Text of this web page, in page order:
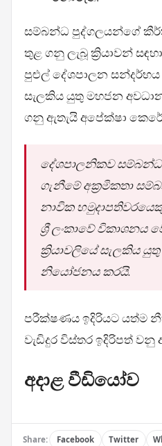
සම්බන්ධ පුද්ගලයන්ගේ
තුළ ගනු ලැබූ ක්‍රියාවන්
පුළුල් දේශපාලන
සැලකිය යුතු මහජන
ගනු ඇතැයි අපේක්ෂා
දේශපාලනිකව
ගැනීමේ අක්‍රමිකතා
නාවික
ශ්‍රී ලංකාවේ
ක්‍රියාවලියේ සැලකිය
නියෝජනය කරයි.
පරීක්ෂණය ඉදිරියට යත්ම
වැඩිදුර විස්තර ඉදිරිපත් වනු
අදාළ වීඩියෝව
Share: Facebook Twitter